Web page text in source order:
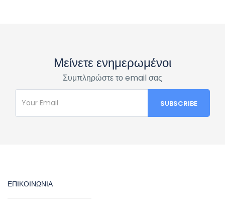
Μείνετε ενημερωμένοι
Συμπληρώστε το email σας
ΕΠΙΚΟΙΝΩΝΙΑ